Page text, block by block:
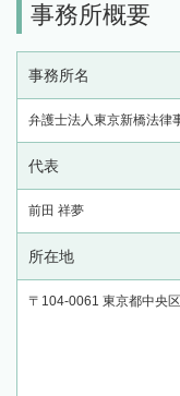
事務所概要
事務所名
弁護士法人東京新橋法律
代表
前田 祥夢
所在地
〒104-0061 東京都中央